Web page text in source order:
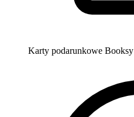
Karty podarunkowe Booksy